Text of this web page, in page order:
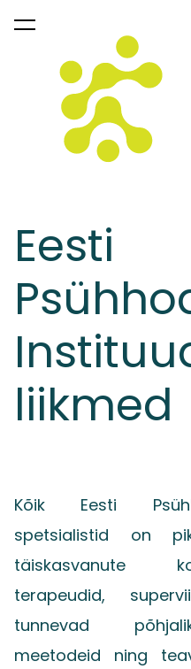
lisati ostukorvi.
Eesti
liikmed
Kõik Eesti
spetsialistid on
täiskasvanute
terapeudid,
tunnevad
meetodeid ning